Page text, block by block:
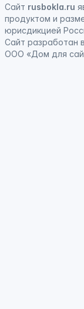
Сайт rusbokla.ru
продуктом и
юрисдикцией
Сайт разработан
ООО «Дом для